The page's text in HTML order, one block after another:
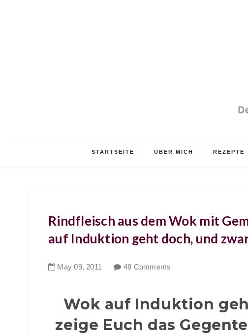
STARTSEITE ÜBER MICH REZEPTE
Rindfleisch aus dem Wok mit
auf Induktion geht doch, und
May 09, 2011 48 Comments
Wok auf Induktion
zeige Euch das